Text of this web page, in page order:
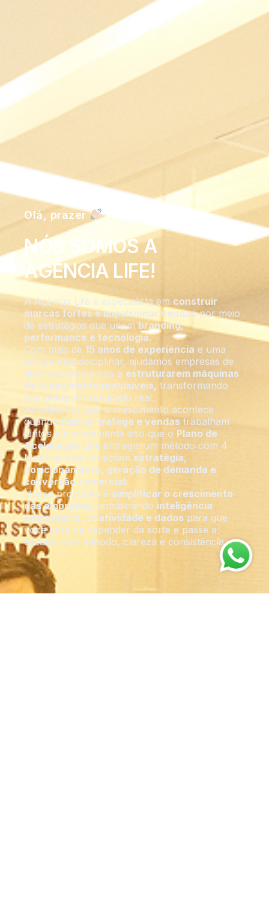
Olá, prazer
NÓS SOMOS A
AGÊNCIA LIFE!
A Agência Life é especialista em construir
marcas fortes e impulsionar vendaspor meio
de estratégias que unem branding,
performance e tecnologia.
Com mais de15 anos de experiência e uma
equipe multidisciplinar, ajudamos empresas de
diversos segmentos a estruturarem máquinas
de crescimento previsíveis, transformando
marketing em resultado real.
Acreditamos que o crescimento acontece
quandomarca, tráfego e vendas trabalham
juntos e é exatamente isso que o Plano de
Aceleração Life entrega: um método com 4
Motores que conectam estratégia,
posicionamento, geração de demanda e
conversão comercial.
Nosso propósito ésimplificar o crescimento
das empresas, combinando inteligência
estratégica, criatividade e dados para que
você pare de depender da sorte e passe a
escalar com método, clareza e consistência.